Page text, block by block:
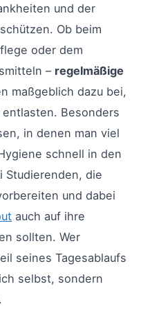
und der
Ob beim
oder dem
– regelmäßige
maßgeblich dazu bei,
Besonders
in denen man viel
schnell in den
Studierenden, die
und dabei
auch auf ihre
sollten. Wer
seines Tagesablaufs
selbst, sondern